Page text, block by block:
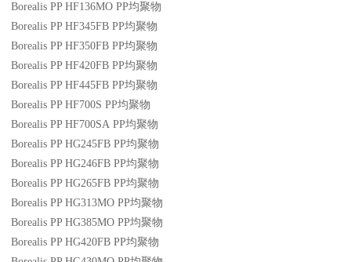
Borealis PP HF136MO PP均聚物
Borealis PP HF345FB PP均聚物
Borealis PP HF350FB PP均聚物
Borealis PP HF420FB PP均聚物
Borealis PP HF445FB PP均聚物
Borealis PP HF700S PP均聚物
Borealis PP HF700SA PP均聚物
Borealis PP HG245FB PP均聚物
Borealis PP HG246FB PP均聚物
Borealis PP HG265FB PP均聚物
Borealis PP HG313MO PP均聚物
Borealis PP HG385MO PP均聚物
Borealis PP HG420FB PP均聚物